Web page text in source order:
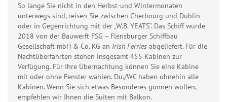
So lange Sie nicht in den Herbst-und Wintermonaten
unterwegs sind, reisen Sie zwischen Cherbourg und Dublin
oder in Gegenrichtung mit der „W.B. YEATS“. Das Schiff wurde
2018 von der Bauwerft FSG – Flensburger Schiffbau
Gesellschaft mbH & Co. KG an Irish Ferries abgeliefert. Für die
Nachtüberfahrten stehen insgesamt 455 Kabinen zur
Verfügung. Für Ihre Übernachtung können Sie eine Kabine
mit oder ohne Fenster wählen. Du./WC haben ohnehin alle
Kabinen. Wenn Sie sich etwas Besonderes gönnen wollen,
empfehlen wir Ihnen die Suiten mit Balkon.